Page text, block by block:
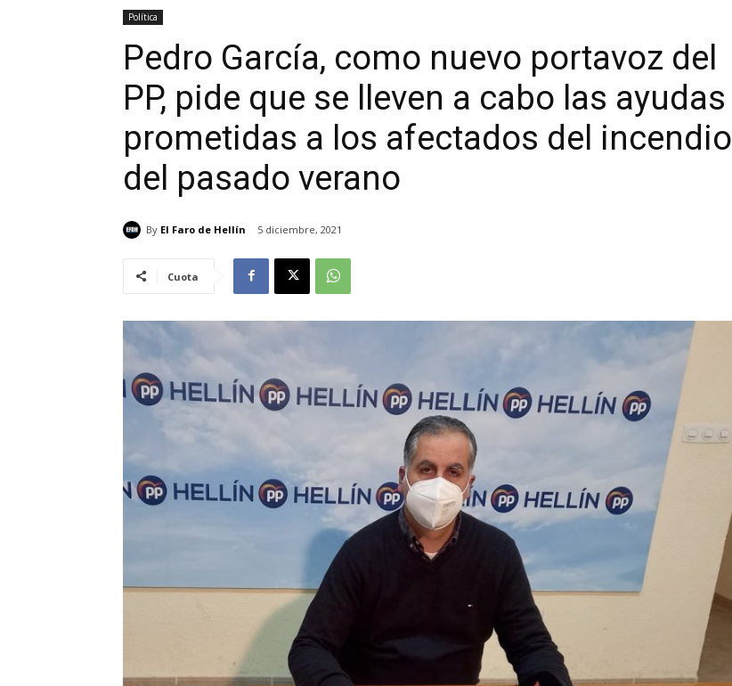
Política
Pedro García, como nuevo portavoz del
PP, pide que se lleven a cabo las ayudas
prometidas a los afectados del incendio
del pasado verano
By El Faro de Hellín 5 diciembre, 2021
Cuota